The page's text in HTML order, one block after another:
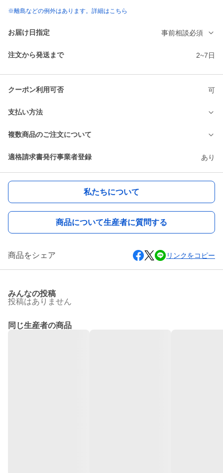
※離島などの例外はあります。詳細はこちら
お届け日指定 事前相談必須
注文から発送まで 2~7日
クーポン利用可否 可
支払い方法
複数商品のご注文について
適格請求書発行事業者登録 あり
私たちについて
商品について生産者に質問する
商品をシェア リンクをコピー
みんなの投稿
投稿はありません
同じ生産者の商品